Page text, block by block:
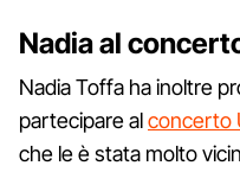
Nadia al
Nadia Toffa ha inoltre
partecipare alconcerto
che le è stata molto